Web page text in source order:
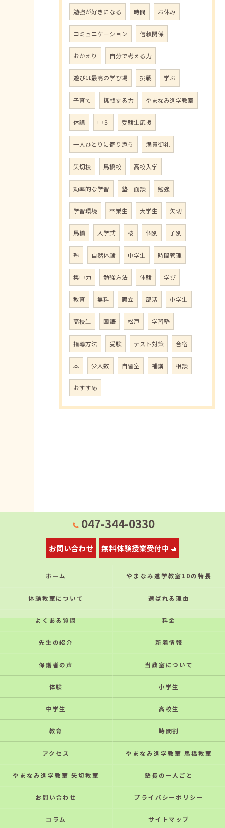
勉強が好きになる 時間 お休み
コミュニケーション 信頼関係
おかえり 自分で考える力
遊びは最高の学び場 挑戦 学ぶ
子育て 挑戦する力 やまなみ進学教室
休講 中３ 受験生応援
一人ひとりに寄り添う 満員御礼
矢切校 馬橋校 高校入学
効率的な学習 塾 面談 勉強
学習環境 卒業生 大学生 矢切
馬橋 入学式 桜 個別 子別
塾 自然体験 中学生 時間管理
集中力 勉強方法 体験 学び
教育 無料 両立 部活 小学生
高校生 国語 松戸 学習塾
指導方法 受験 テスト対策 合宿
本 少人数 自習室 補講 相談
おすすめ
047-344-0330
お問い合わせ 無料体験授業受付中
ホーム やまなみ進学教室10の特⻑
体験教室について 選ばれる理由
よくある質問 料金
先生の紹介 新着情報
保護者の声 当教室について
体験 小学生
中学生 高校生
教育 時間割
アクセス やまなみ進学教室 馬橋教室
やまなみ進学教室 矢切教室 塾長の一人ごと
お問い合わせ プライバシーポリシー
コラム サイトマップ